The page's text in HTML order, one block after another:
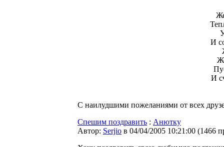
И
И
С наилудшими пожеланиями от всех
Спешим поздравить : Анютку
Автор: Serjio в 04/04/2005 10:21:00 (1466